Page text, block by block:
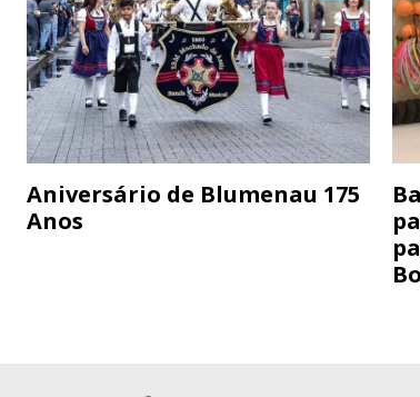
Aniversário de Blumenau 175
Anos